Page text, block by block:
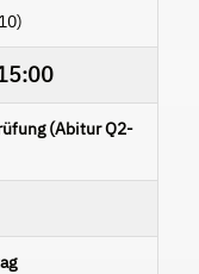
(Abitur Q2-